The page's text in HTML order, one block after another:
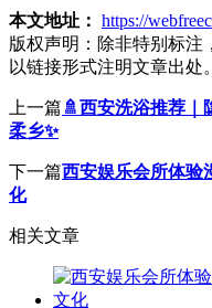
本文地址： https://
版权声明： 除非特别标注
以链接形式注明文章出处。
上一篇 🚿西安洗浴推荐｜
柔乡✨
下一篇西安娱乐会所体验
化
相关文章